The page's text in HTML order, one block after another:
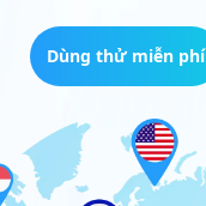
Dùng thử miễn phí